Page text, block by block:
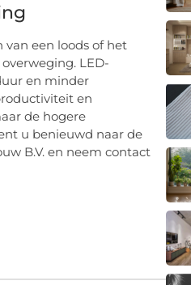
een loods of het
LED-
en minder
en
de hogere
u benieuwd naar de
B.V. en neem contact